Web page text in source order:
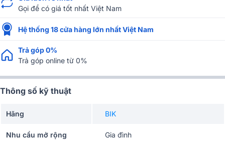
Gọi để có giá tốt nhất Việt Nam
Hệ thống 18 cửa hàng lớn nhất Việt Nam
Trả góp 0%
Trả góp online từ 0%
Thông số kỹ thuật
Hãng BIK
Nhu cầu mở rộng Gia đình